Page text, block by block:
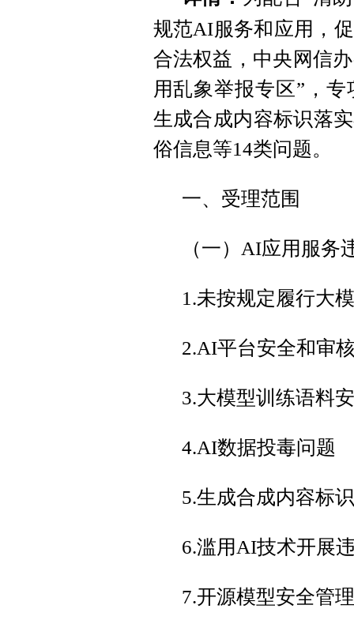
规范AI服务和应用，
合法权益，中央网信
用乱象举报专区”，
生成合成内容标识落
俗信息等14类问题。
一、受理范围
（一）AI应用服务
1.未按规定履行大
2.AI平台安全和审
3.大模型训练语料
4.AI数据投毒问题
5.生成合成内容标
6.滥用AI技术开展
7.开源模型安全管